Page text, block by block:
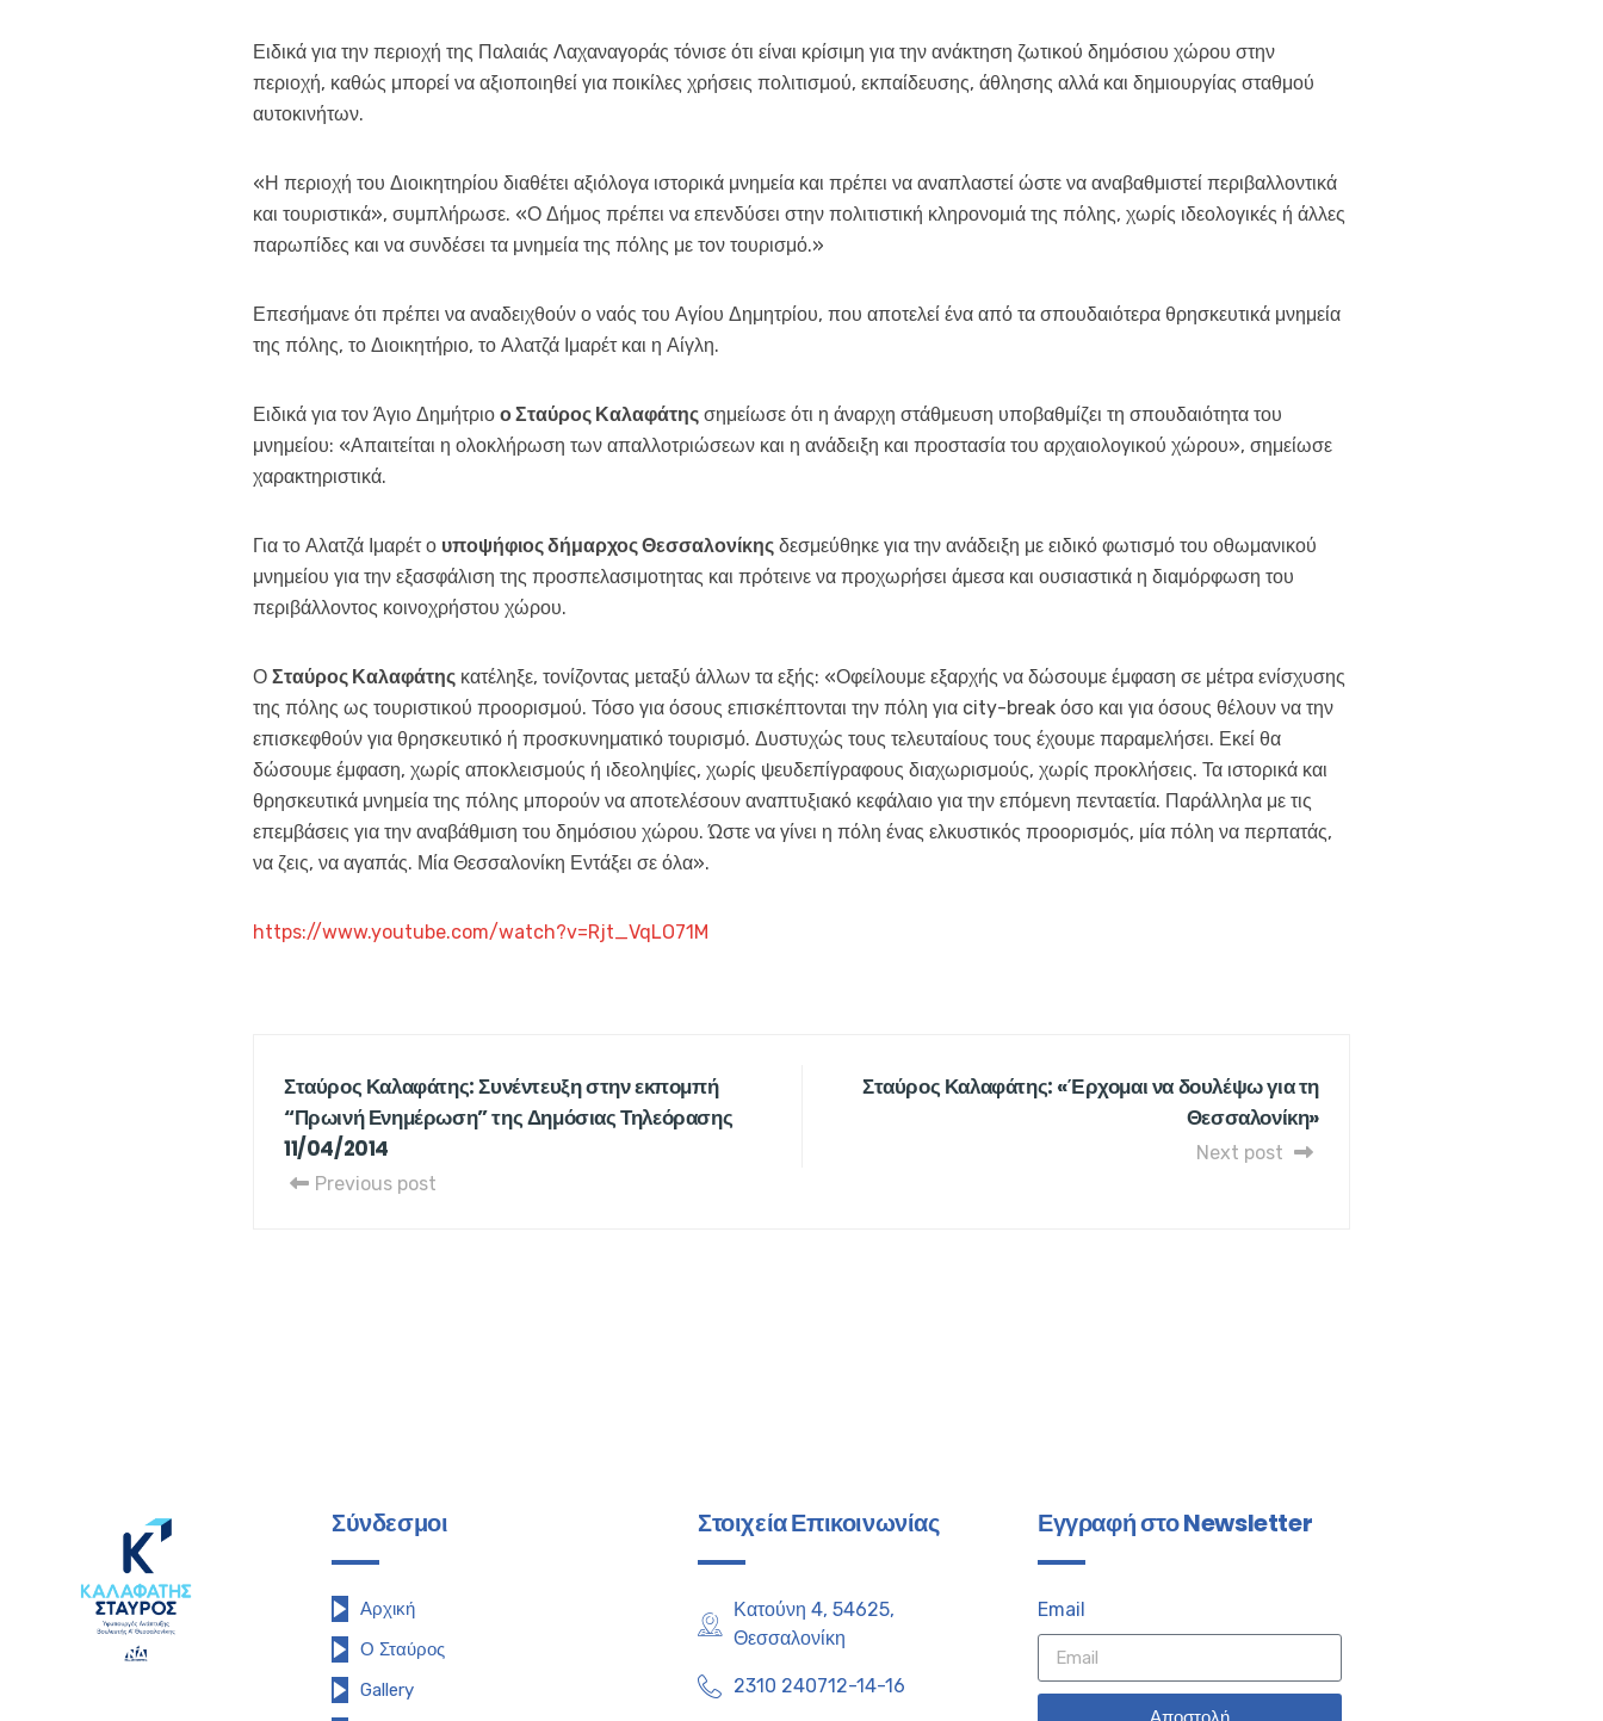
Ειδικά για την περιοχή της Παλαιάς Λαχαναγοράς τόνισε ότι είναι κρίσιμη για την ανάκτηση ζωτικού δημόσιου χώρου στην
περιοχή, καθώς μπορεί να αξιοποιηθεί για ποικίλες χρήσεις πολιτισμού, εκπαίδευσης, άθλησης αλλά και δημιουργίας σταθμού
αυτοκινήτων.
«Η περιοχή του Διοικητηρίου διαθέτει αξιόλογα ιστορικά μνημεία και πρέπει να αναπλαστεί ώστε να αναβαθμιστεί περιβαλλοντικά
και τουριστικά», συμπλήρωσε. «Ο Δήμος πρέπει να επενδύσει στην πολιτιστική κληρονομιά της πόλης, χωρίς ιδεολογικές ή άλλες
παρωπίδες και να συνδέσει τα μνημεία της πόλης με τον τουρισμό.»
Επεσήμανε ότι πρέπει να αναδειχθούν ο ναός του Αγίου Δημητρίου, που αποτελεί ένα από τα σπουδαιότερα θρησκευτικά μνημεία
της πόλης, το Διοικητήριο, το Αλατζά Ιμαρέτ και η Αίγλη.
Ειδικά για τον Άγιο Δημήτριο ο Σταύρος Καλαφάτης σημείωσε ότι η άναρχη στάθμευση υποβαθμίζει τη σπουδαιότητα του
μνημείου: «Απαιτείται η ολοκλήρωση των απαλλοτριώσεων και η ανάδειξη και προστασία του αρχαιολογικού χώρου», σημείωσε
χαρακτηριστικά.
Για το Αλατζά Ιμαρέτ ο υποψήφιος δήμαρχος Θεσσαλονίκης δεσμεύθηκε για την ανάδειξη με ειδικό φωτισμό του οθωμανικού
μνημείου για την εξασφάλιση της προσπελασιμοτητας και πρότεινε να προχωρήσει άμεσα και ουσιαστικά η διαμόρφωση του
περιβάλλοντος κοινοχρήστου χώρου.
Ο Σταύρος Καλαφάτης κατέληξε, τονίζοντας μεταξύ άλλων τα εξής: «Οφείλουμε εξαρχής να δώσουμε έμφαση σε μέτρα ενίσχυσης
της πόλης ως τουριστικού προορισμού. Τόσο για όσους επισκέπτονται την πόλη για city-break όσο και για όσους θέλουν να την
επισκεφθούν για θρησκευτικό ή προσκυνηματικό τουρισμό. Δυστυχώς τους τελευταίους τους έχουμε παραμελήσει. Εκεί θα
δώσουμε έμφαση, χωρίς αποκλεισμούς ή ιδεοληψίες, χωρίς ψευδεπίγραφους διαχωρισμούς, χωρίς προκλήσεις. Τα ιστορικά και
θρησκευτικά μνημεία της πόλης μπορούν να αποτελέσουν αναπτυξιακό κεφάλαιο για την επόμενη πενταετία. Παράλληλα με τις
επεμβάσεις για την αναβάθμιση του δημόσιου χώρου. Ώστε να γίνει η πόλη ένας ελκυστικός προορισμός, μία πόλη να περπατάς,
να ζεις, να αγαπάς. Μία Θεσσαλονίκη Εντάξει σε όλα».
https://www.youtube.com/watch?v=Rjt_VqLO71M
Σταύρος Καλαφάτης: Συνέντευξη στην εκπομπή
“Πρωινή Ενημέρωση” της Δημόσιας Τηλεόρασης
11/04/2014
Previous post
Σταύρος Καλαφάτης: «Έρχομαι να δουλέψω για τη
Θεσσαλονίκη»
Next post
Σύνδεσμοι
Αρχική
Ο Σταύρος
Gallery
Στοιχεία Επικοινωνίας
Κατούνη 4, 54625,
Θεσσαλονίκη
2310 240712-14-16
Εγγραφή στο Newsletter
Email